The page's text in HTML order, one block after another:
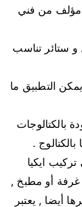
مؤلف من فني
و ستائر تناسب
التطبيق ما
بالكتالوجات
.
ايكيا
غرفة أو مطبخ ,
أيضا , يعتبر